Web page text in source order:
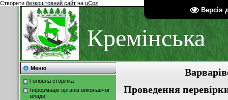
Версія
Створити безкоштовний сайт на uCoz
Меню
Головна сторінка
Інформація органів виконавчої
влади
Проведення